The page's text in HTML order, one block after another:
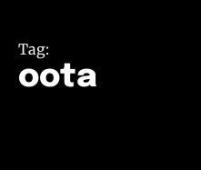
Tag:
oota